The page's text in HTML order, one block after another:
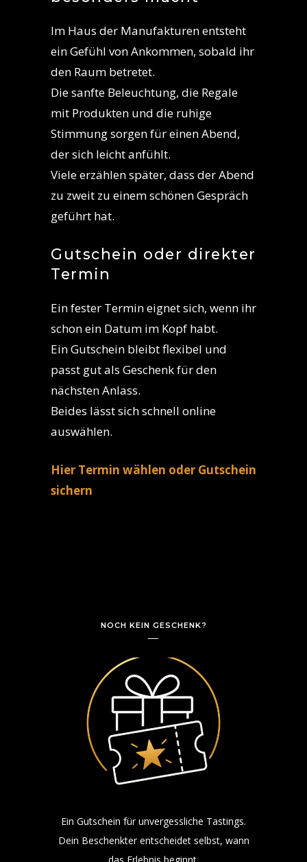
Im Haus der Manufakturen entsteht
ein Gefühl von Ankommen, sobald ihr
den Raum betretet.
Die sanfte Beleuchtung, die Regale
mit Produkten und die ruhige
Stimmung sorgen für einen Abend,
der sich leicht anfühlt.
Viele erzählen später, dass der Abend
zu zweit zu einem schönen Gespräch
geführt hat.
Gutschein oder direkter
Termin
Ein fester Termin eignet sich, wenn ihr
schon ein Datum im Kopf habt.
Ein Gutschein bleibt flexibel und
passt gut als Geschenk für den
nächsten Anlass.
Beides lässt sich schnell online
auswählen.
Hier Termin wählen oder Gutschein
sichern
NOCH KEIN GESCHENK?
Ein Gutschein für unvergessliche Tastings.
Dein Beschenkter entscheidet selbst, wann